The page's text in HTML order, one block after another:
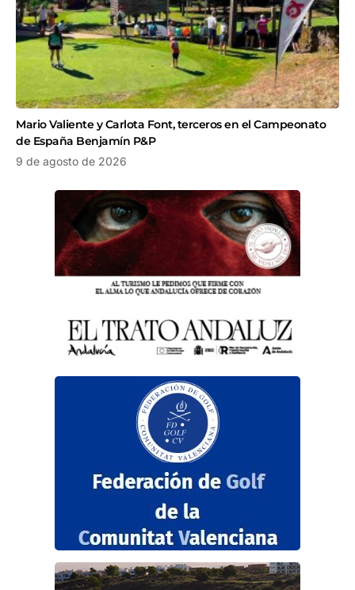
Mario Valiente y Carlota Font, terceros en el Campeonato
de España Benjamín P&P
9 de agosto de 2026